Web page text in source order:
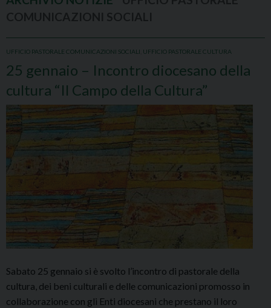
UFFICIO PASTORALE COMUNICAZIONI SOCIALI UFFICIO PASTORALE CULTURA
25 gennaio – Incontro diocesano della
cultura “Il Campo della Cultura”
Sabato 25 gennaio si è svolto l’incontro di pastorale della
cultura, dei beni culturali e delle comunicazioni promosso in
collaborazione con gli Enti diocesani che prestano il loro